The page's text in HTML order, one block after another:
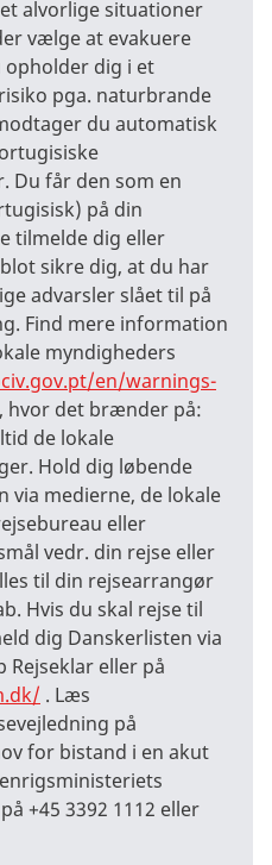
alvorlige situationer
vælge at evakuere
dig i et
pga. naturbrande
du automatisk
Du får den som en
på din
tilmelde dig eller
sikre dig, at du har
advarsler slået til på
Find mere information
myndigheders
en/warnings-
hvor det brænder på:
de lokale
Hold dig løbende
via medierne, de lokale
eller
vedr. din rejse eller
til din rejsearrangør
Hvis du skal rejse til
dig Danskerlisten via
eller på
. Læs
på
for bistand i en akut
+45 3392 1112 eller